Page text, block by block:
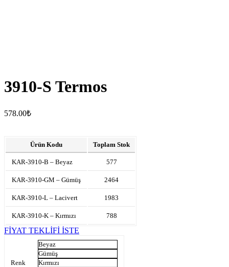
3910-S Termos
578.00₺
Ürün Kodu Toplam Stok
KAR-3910-B – Beyaz 577
KAR-3910-GM – Gümüş 2464
KAR-3910-L – Lacivert 1983
KAR-3910-K – Kırmızı 788
FİYAT TEKLİFİ İSTE
Renk
Beyaz
Gümüş
Kırmızı